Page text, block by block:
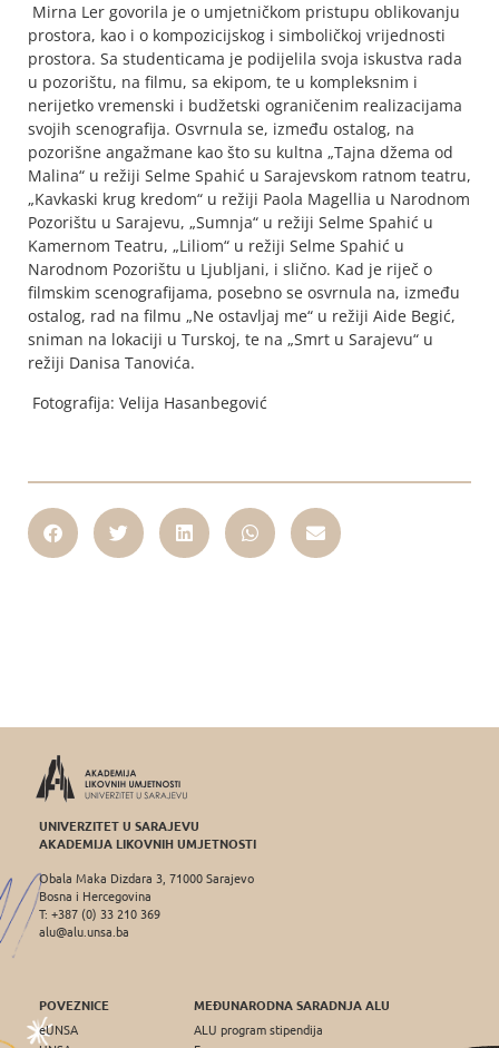
Mirna Ler govorila je o umjetničkom pristupu oblikovanju
prostora, kao i o kompozicijskog i simboličkoj vrijednosti
prostora. Sa studenticama je podijelila svoja iskustva rada
u pozorištu, na filmu, sa ekipom, te u kompleksnim i
nerijetko vremenski i budžetski ograničenim realizacijama
svojih scenografija. Osvrnula se, između ostalog, na
pozorišne angažmane kao što su kultna „Tajna džema od
Malina“ u režiji Selme Spahić u Sarajevskom ratnom teatru,
„Kavkaski krug kredom“ u režiji Paola Magellia u Narodnom
Pozorištu u Sarajevu, „Sumnja“ u režiji Selme Spahić u
Kamernom Teatru, „Liliom“ u režiji Selme Spahić u
Narodnom Pozorištu u Ljubljani, i slično. Kad je riječ o
filmskim scenografijama, posebno se osvrnula na, između
ostalog, rad na filmu „Ne ostavljaj me“ u režiji Aide Begić,
sniman na lokaciji u Turskoj, te na „Smrt u Sarajevu“ u
režiji Danisa Tanovića.
Fotografija: Velija Hasanbegović
UNIVERZITET U SARAJEVU
AKADEMIJA LIKOVNIH UMJETNOSTI
Obala Maka Dizdara 3, 71000 Sarajevo
Bosna i Hercegovina
T: +387 (0) 33 210 369
alu@alu.unsa.ba
POVEZNICE
eUNSA
MEĐUNARODNA SARADNJA ALU
ALU program stipendija